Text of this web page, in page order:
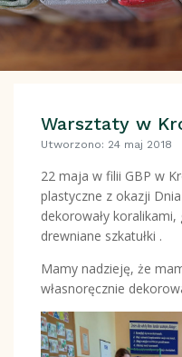
Warsztaty w
Utworzono: 24 maj 2018
22 maja w filii GBP w
plastyczne z okazji
dekorowały
drewniane szkatułki .
Mamy nadzieję, że
własnoręcznie